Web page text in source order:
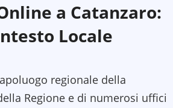
a Catanzaro:
Locale
regionale della
Regione e di numerosi uffici